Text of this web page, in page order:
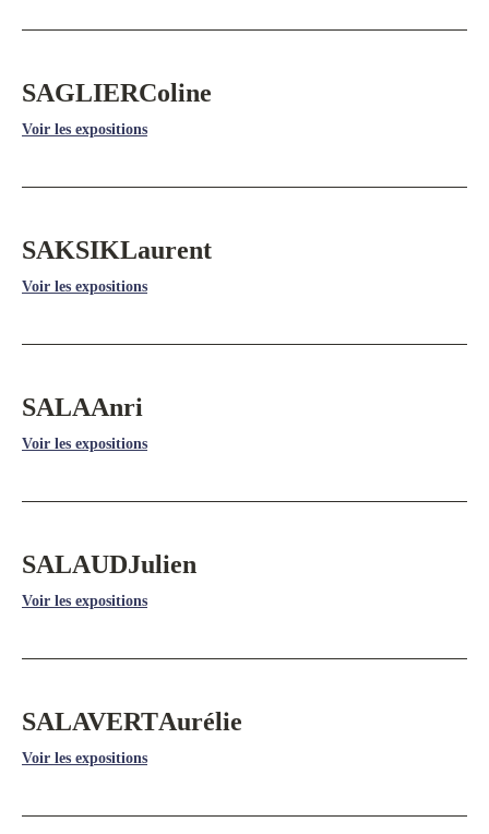
SAGLIERColine
Voir les expositions
SAKSIKLaurent
Voir les expositions
SALAAnri
Voir les expositions
SALAUDJulien
Voir les expositions
SALAVERTAurélie
Voir les expositions